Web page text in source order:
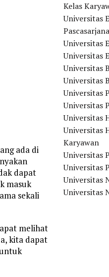
ada di
dapat
masuk
sekali
melihat
kita dapat
Kelas
Universitas
Universitas
Universitas
Universitas
Universitas
Universitas
Universitas
Universitas
Universitas
Karyawan
Universitas
Universitas
Universitas
Universitas